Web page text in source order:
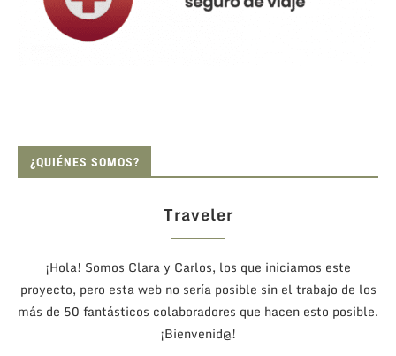
¿QUIÉNES SOMOS?
Traveler
¡Hola! Somos Clara y Carlos, los que iniciamos este
proyecto, pero esta web no sería posible sin el trabajo de los
más de 50 fantásticos colaboradores que hacen esto posible.
¡Bienvenid@!